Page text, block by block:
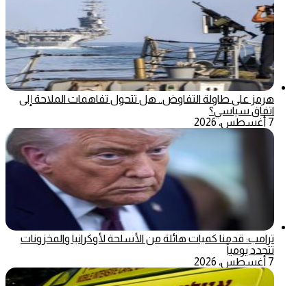
هرمز على طاولة التفاوض.. هل تتحول تفاهمات الملاحة إلى
اتفاق سياسي؟
7 أغسطس، 2026
ترامب: قدمنا كميات هائلة من الأسلحة لأوكرانيا والمخزونات
تتجدد يومياً
7 أغسطس، 2026